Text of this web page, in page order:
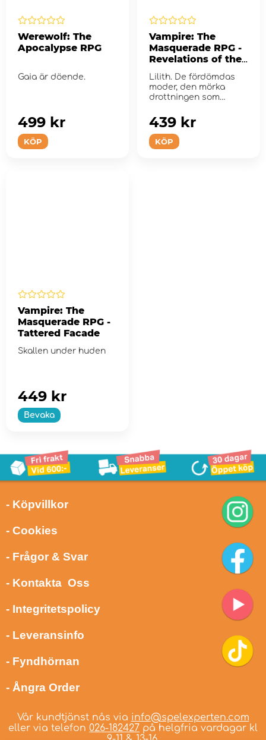
Werewolf: The
Apocalypse RPG
Gaia är döende.
KÖP
499 kr
Vampire: The
Masquerade RPG -
Revelations of the
Dark Mother
Lilith. De fördömdas
moder, den mörka
drottningen som
KÖP
439 kr
Vampire: The
Masquerade RPG -
Tattered Facade
Skallen under huden
Bevaka
449 kr
- Köpvillkor
- Cookies
- Frågor & Svar
- Kontakta Oss
- Integritetspolicy
- Leveransinfo
- Fyndhörnan
- Ångra Order
Vår kundtjänst nås via info@spelexperten.com
eller via telefon 026-182427 på helgfria vardagar kl